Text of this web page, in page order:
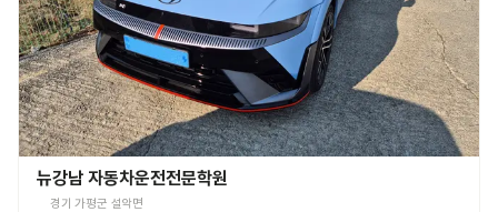
뉴강남 자동차운전전문학원
경기 가평군 설악면